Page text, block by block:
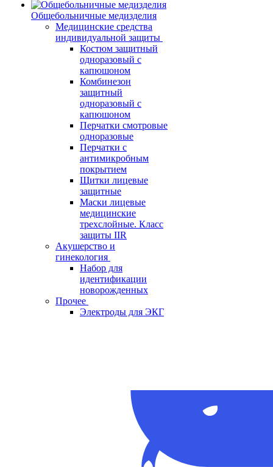
Общебольничные медизделия
Медицинские средства
индивидуальной защиты
Костюм защитный
одноразовый с
капюшоном
Комбинезон
защитный
одноразовый с
капюшоном
Перчатки смотровые
одноразовые
Перчатки с
антимикробным
покрытием
Щитки лицевые
защитные
Маски лицевые
медицинские
трехслойные. Класс
защиты IIR
Акушерство и
гинекология
Набор для
идентификации
новорожденных
Прочее
Электроды для ЭКГ